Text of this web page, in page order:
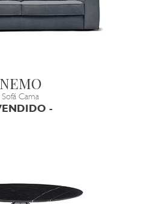
NEMO
Sofá Cama
-